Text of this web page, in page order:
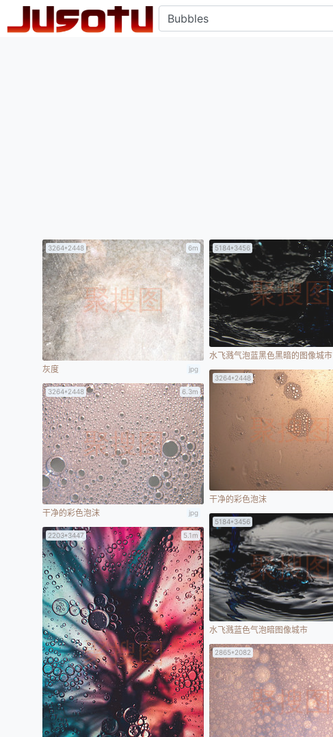
灰度
3264*2448 6m
jpg
水飞溅气泡蓝黑色黑暗的图像城市
5184*3456
干净的彩色泡沫
3264*2448
干净的彩色泡沫
3264*2448 6.3m
jpg
水飞溅蓝色气泡暗图像城市
5184*3456
2203*3447 5.1m
2865*2082